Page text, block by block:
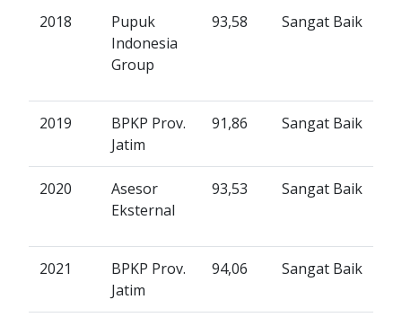
2018
Pupuk
Indonesia
Group
93,58 Sangat Baik
2019
BPKP Prov.
Jatim
91,86 Sangat Baik
2020
Asesor
Eksternal
93,53 Sangat Baik
2021
BPKP Prov.
Jatim
94,06 Sangat Baik